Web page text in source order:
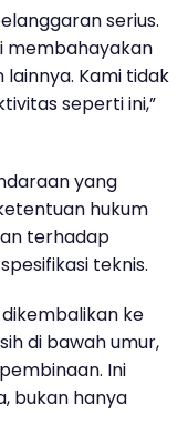
serius.
membahayakan
lainnya. Kami tidak
seperti ini,”
yang
hukum
terhadap
teknis.
ke
di bawah umur,
Ini
bukan hanya